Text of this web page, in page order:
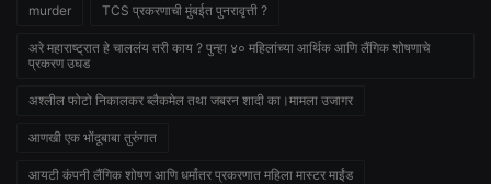
murder TCS प्रकरणाची मुंबईत पुनरावृत्ती ?
अरे महाराष्ट्रात हे चाललंय तरी काय ? पुन्हा ४० महिलांच्या आर्थिक आणि लैंगिक शोषणाचे
प्रकरण उघड
अश्लील फोटो निकालकर ब्लैकमेल तथा जबरन शादी का।मामला उजागर
आणखी एक भोंदूबाबा तुरुंगात
आयटी कंपनी लैंगिक शोषण आणि धर्मांतर प्रकरणात महिला मास्टर माईंड